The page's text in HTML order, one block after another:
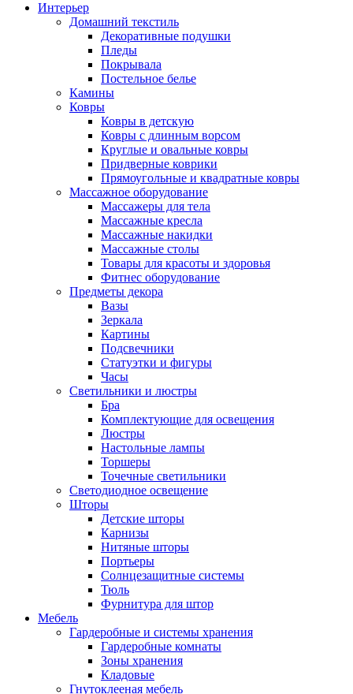
Интерьер
Домашний текстиль
Декоративные подушки
Пледы
Покрывала
Постельное белье
Камины
Ковры
Ковры в детскую
Ковры с длинным ворсом
Круглые и овальные ковры
Придверные коврики
Прямоугольные и квадратные ковры
Массажное оборудование
Массажеры для тела
Массажные кресла
Массажные накидки
Массажные столы
Товары для красоты и здоровья
Фитнес оборудование
Предметы декора
Вазы
Зеркала
Картины
Подсвечники
Статуэтки и фигуры
Часы
Светильники и люстры
Бра
Комплектующие для освещения
Люстры
Настольные лампы
Торшеры
Точечные светильники
Светодиодное освещение
Шторы
Детские шторы
Карнизы
Нитяные шторы
Портьеры
Солнцезащитные системы
Тюль
Фурнитура для штор
Мебель
Гардеробные и системы хранения
Гардеробные комнаты
Зоны хранения
Кладовые
Гнутоклееная мебель